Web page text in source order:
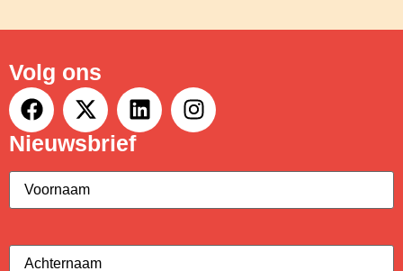
Volg ons
Nieuwsbrief
Voornaam
Achternaam